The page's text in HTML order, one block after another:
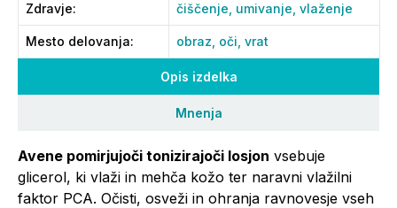
Opis izdelka
Mnenja
Avene pomirjujoči tonizirajoči losjon vsebuje
glicerol, ki vlaži in mehča kožo ter naravni vlažilni
faktor PCA. Očisti, osveži in ohranja ravnovesje vseh
Zdravje: čiščenje, umivanje, vlaženje
Mesto delovanja: obraz, oči, vrat